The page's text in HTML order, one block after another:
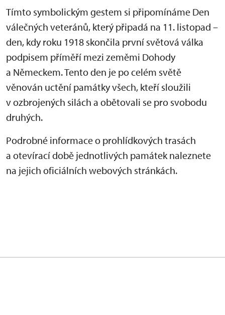
Tímto symbolickým gestem si připomínáme Den
válečných veteránů, který připadá na 11. listopad –
den, kdy roku 1918 skončila první světová válka
podpisem příměří mezi zeměmi Dohody
a Německem. Tento den je po celém světě
věnován uctění památky všech, kteří sloužili
v ozbrojených silách a obětovali se pro svobodu
druhých.
Podrobné informace o prohlídkových trasách
a otevírací době jednotlivých památek naleznete
na jejich oficiálních webových stránkách.